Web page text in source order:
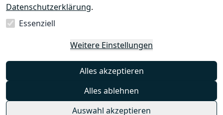
Datenschutzerklärung.
Essenziell
Weitere Einstellungen
Alles akzeptieren
Alles ablehnen
Auswahl akzeptieren
widerrufen
© artunddesign24 2026